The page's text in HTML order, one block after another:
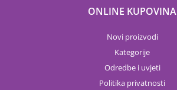
ONLINE KUPOVINA
Novi proizvodi
Kategorije
Odredbe i uvjeti
Politika privatnosti